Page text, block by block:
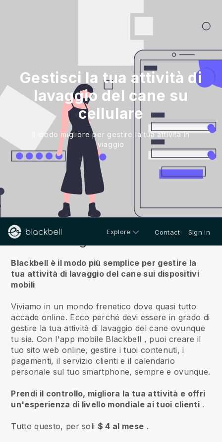
Gestisci la tua attività di
lavaggio del cane su
cellulare
Il modo migliore per gestire la tua attività in
viaggio
Explore Contact Sign in
Blackbell è il modo più semplice per gestire la
tua attività di lavaggio del cane sui dispositivi
mobili
Viviamo in un mondo frenetico dove quasi tutto
accade online. Ecco perché devi essere in grado di
gestire la tua attività di lavaggio del cane ovunque
tu sia. Con l'app mobile Blackbell , puoi creare il
tuo sito web online, gestire i tuoi contenuti, i
pagamenti, il servizio clienti e il calendario
personale sul tuo smartphone, sempre e ovunque.
Prendi il controllo, migliora la tua attività e offri
un'esperienza di livello mondiale ai tuoi clienti .
Tutto questo, per soli $ 4 al mese .